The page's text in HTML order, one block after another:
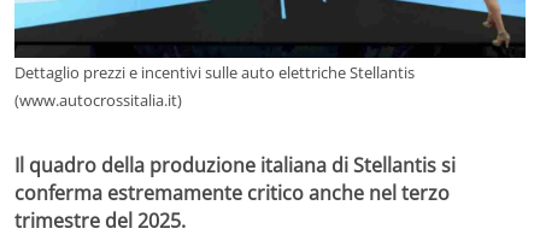
Dettaglio prezzi e incentivi sulle auto elettriche Stellantis
(www.autocrossitalia.it)
Il quadro della produzione italiana di Stellantis si
conferma estremamente critico anche nel terzo
trimestre del 2025.